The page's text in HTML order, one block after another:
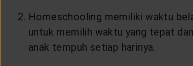
Homeschooling memiliki waktu
untuk memilih waktu yang tepat
anak tempuh setiap harinya.